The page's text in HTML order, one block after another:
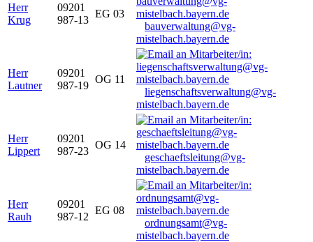
Herr
Krug
09201
987-13
EG 03
bauverwaltung@vg-
mistelbach.bayern.de
Herr
Lautner
09201
987-19
OG 11
liegenschaftsverwaltung@vg-
mistelbach.bayern.de
Herr
Lippert
09201
987-23
OG 14
geschaeftsleitung@vg-
mistelbach.bayern.de
Herr
Rauh
09201
987-12
EG 08
ordnungsamt@vg-
mistelbach.bayern.de